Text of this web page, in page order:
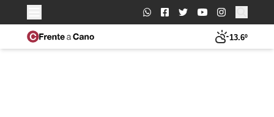
Buscar:
13.6º